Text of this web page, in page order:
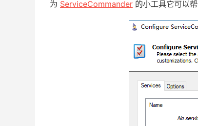
为 ServiceCommander 的小工具它可以